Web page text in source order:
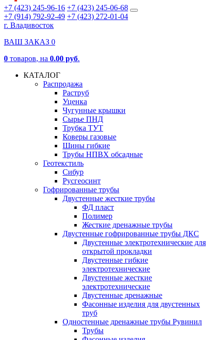
+7 (423) 245-96-16 +7 (423) 245-06-68
+7 (914) 792-92-49 +7 (423) 272-01-04
г. Владивосток
ВАШ ЗАКАЗ 0
0 товаров, на 0.00 руб.
КАТАЛОГ
Распродажа
Раструб
Уценка
Чугунные крышки
Сырье ПНД
Трубка ТУТ
Коверы газовые
Шины гибкие
Трубы НПВХ обсадные
Геотекстиль
Сибур
Русгеосинт
Гофрированные трубы
Двустенные жесткие трубы
ФД пласт
Полимер
Жесткие дренажные трубы
Двустенные гофрированные трубы ДКС
Двустенные электротехнические для
открытой прокладки
Двустенные гибкие
электротехнические
Двустенные жесткие
электротехнические
Двустенные дренажные
Фасонные изделия для двустенных
труб
Одностенные дренажные трубы Рувинил
Трубы